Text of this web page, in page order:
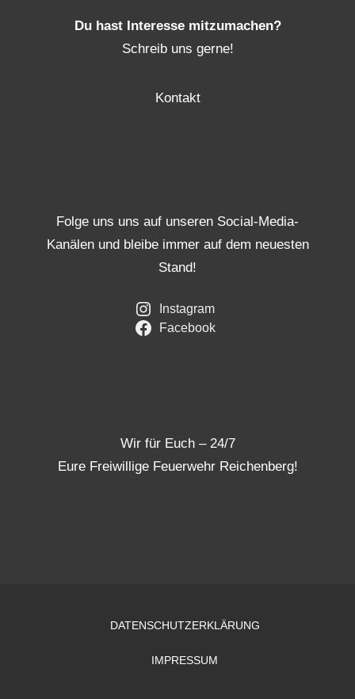
Du hast Interesse mitzumachen?
Schreib uns gerne!
Kontakt
Folge uns uns auf unseren Social-Media-
Kanälen und bleibe immer auf dem neuesten
Stand!
Instagram
Facebook
Wir für Euch – 24/7
Eure Freiwillige Feuerwehr Reichenberg!
DATENSCHUTZERKLÄRUNG
IMPRESSUM